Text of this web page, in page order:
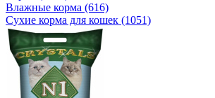
Влажные корма (616)
Сухие корма для кошек (1051)